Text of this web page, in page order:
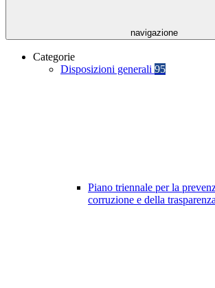
navigazione
Categorie
Disposizioni generali 95
Piano triennale per la
corruzione e della trasparenza